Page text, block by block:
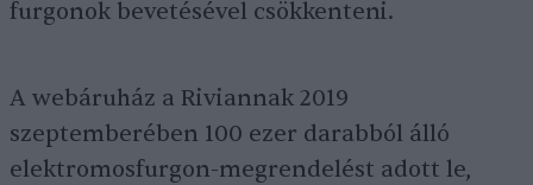
furgonok bevetésével csökkenteni.
A webáruház a Riviannak 2019
szeptemberében 100 ezer darabból álló
elektromosfurgon-megrendelést adott le,